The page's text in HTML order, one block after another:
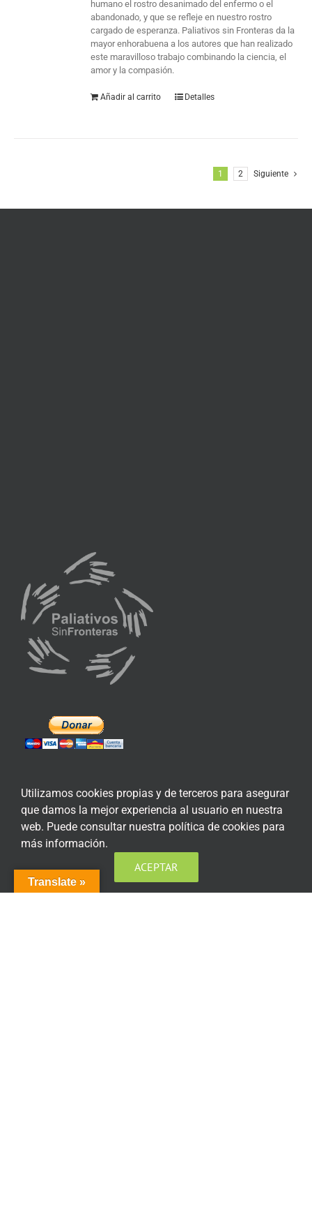
humano el rostro desanimado del enfermo o el
abandonado, y que se refleje en nuestro rostro
cargado de esperanza. Paliativos sin Fronteras da la
mayor enhorabuena a los autores que han realizado
este maravilloso trabajo combinando la ciencia, el
amor y la compasión.
Añadir al carrito Detalles
1 2 Siguiente
ENLACES DE INTERÉS
Aviso Legal
Política de privacidad
Translate »
Utilizamos cookies propias y de terceros para asegurar
que damos la mejor experiencia al usuario en nuestra
web. Puede consultar nuestra política de cookies para
más información.
ACEPTAR